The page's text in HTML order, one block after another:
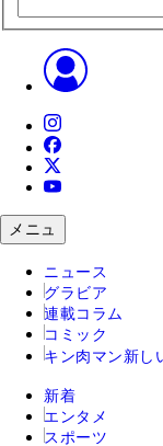
メニュ
ニュース
グラビア
連載コラム
コミック
キン肉マン 新し
新着
エンタメ
スポーツ